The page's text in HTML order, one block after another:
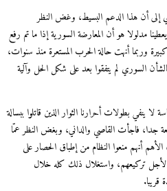
إلى أن هذا الدعم البسيط، وغض النظر
مدلولا هو أن المعارضة السورية إذا ما تم رفع
وربما أنهت حالة الحرب المستعرة منذ سنوات،
السوري لم يتفقوا بعد على شكل الحل وآلية
بطولات أحرارنا الثوار الذين قاتلوا ببسالة
فاجأت القاصي والداني، وبغض النظر عمّا
أنهم منعوا النظام من إطباق الحصار على
لأجل تركيعهم، واستغلال ذلك كله خلال